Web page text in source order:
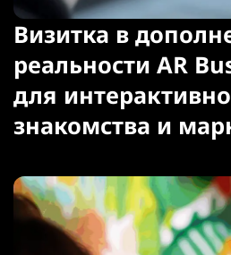
Визитка в
реальности AR
для
знакомства и